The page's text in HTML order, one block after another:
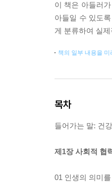
이 책은 아들러
아들일 수 있도
게 분류하여 실
책의 일부 내용을
목차
들어가는 말: 건
제1장 사회적 협
01 인생의 의미